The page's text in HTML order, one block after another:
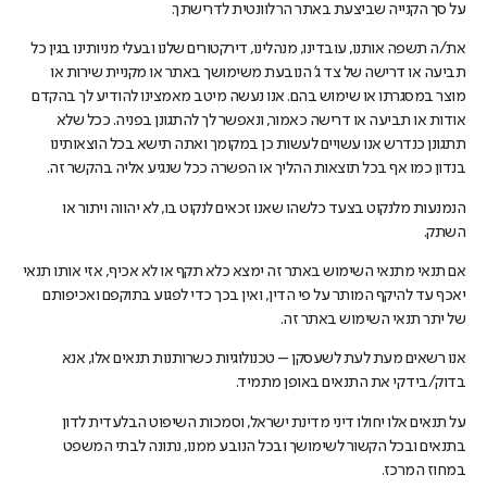
על סך הקנייה שביצעת באתר הרלוונטית לדרישתך.
את/ה תשפה אותנו, עובדינו, מנהלינו, דירקטורים שלנו ובעלי מניותינו בגין כל
תביעה או דרישה של צד ג' הנובעת משימושך באתר או מקניית שירות או
מוצר במסגרתו או שימוש בהם. אנו נעשה מיטב מאמצינו להודיע לך בהקדם
אודות או תביעה או דרישה כאמור, ונאפשר לך להתגונן בפניה. ככל שלא
תתגונן כנדרש אנו עשויים לעשות כן במקומך ואתה תישא בכל הוצאותינו
בנדון כמו אף בכל תוצאות ההליך או הפשרה ככל שנגיע אליה בהקשר זה.
הנמנעות מלנקוט בצעד כלשהו שאנו זכאים לנקוט בו, לא יהווה ויתור או
השתק.
אם תנאי מתנאי השימוש באתר זה ימצא כלא תקף או לא אכיף, אזי אותו תנאי
יאכף עד להיקף המותר על פי הדין, ואין בכך כדי לפגוע בתוקפם ואכיפותם
של יתר תנאי השימוש באתר זה.
אנו רשאים מעת לעת לשעסקן – טכנולוגיות כשרותנות תנאים אלו, אנא
בדוק/בידקי את התנאים באופן מתמיד.
על תנאים אלו יחולו דיני מדינת ישראל, וסמכות השיפוט הבלעדית לדון
בתנאים ובכל הקשור לשימושך ובכל הנובע ממנו, נתונה לבתי המשפט
במחוז המרכז.